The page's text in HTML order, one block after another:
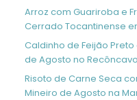
Arroz com Guariroba e
Cerrado Tocantinense
Caldinho de Feijão
de Agosto no Recôncavo
Risoto de Carne Seca
Mineiro de Agosto na